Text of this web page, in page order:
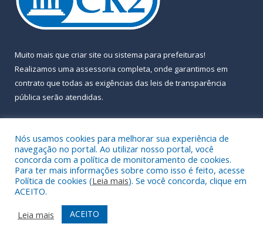
Muito mais que criar site ou sistema para prefeituras!
Realizamos uma assessoria completa, onde garantimos em
contrato que todas as exigências das leis de transparência
pública serão atendidas.
Todos os direitos reservados a Prefeitura Municipal de Almeirim.
Mapa do Site
Acessar Área Administrativa
Acessar Webmail
Nós usamos cookies para melhorar sua experiência de
navegação no portal. Ao utilizar nosso portal, você
concorda com a política de monitoramento de cookies.
Para ter mais informações sobre como isso é feito, acesse
Política de cookies (Leia mais). Se você concorda, clique em
ACEITO.
Leia mais
ACEITO